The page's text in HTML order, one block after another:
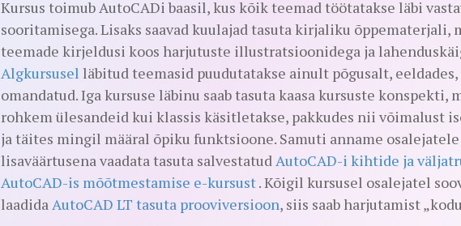
Kursus toimub AutoCADi baasil, kus kõik teemad töötatakse läbi
sooritamisega. Lisaks saavad kuulajad tasuta kirjaliku õppematerjali,
teemade kirjeldusi koos harjutuste illustratsioonidega ja
Algkursusel läbitud teemasid puudutatakse ainult põgusalt, eeldades,
omandatud. Iga kursuse läbinu saab tasuta kaasa kursuste konspekti,
rohkem ülesandeid kui klassis käsitletakse, pakkudes nii võimalust
ja täites mingil määral õpiku funktsioone. Samuti anname
lisaväärtusena vaadata tasuta salvestatudAutoCAD-i kihtide ja
AutoCAD-is mõõtmestamise e-kursust. Kõigil kursusel osalejatel
laadidaAutoCAD LT tasuta prooviversioon, siis saab harjutamist